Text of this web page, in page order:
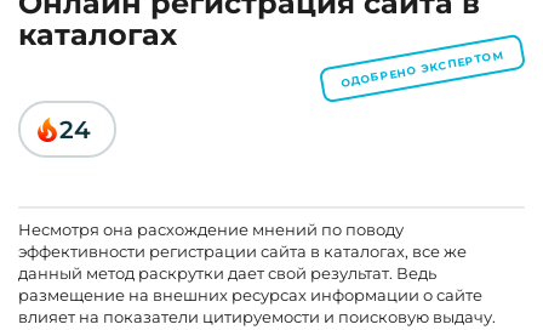
каталогах
ОДОБРЕНО ЭКСПЕРТОМ
24
Несмотря она расхождение мнений по поводу
эффективности регистрации сайта в каталогах, все же
данный метод раскрутки дает свой результат. Ведь
размещение на внешних ресурсах информации о сайте
влияет на показатели цитируемости и поисковую выдачу.